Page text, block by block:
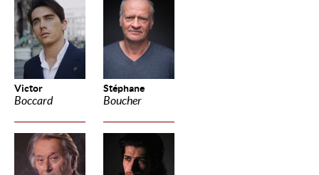
Victor
Boccard
Stéphane
Boucher